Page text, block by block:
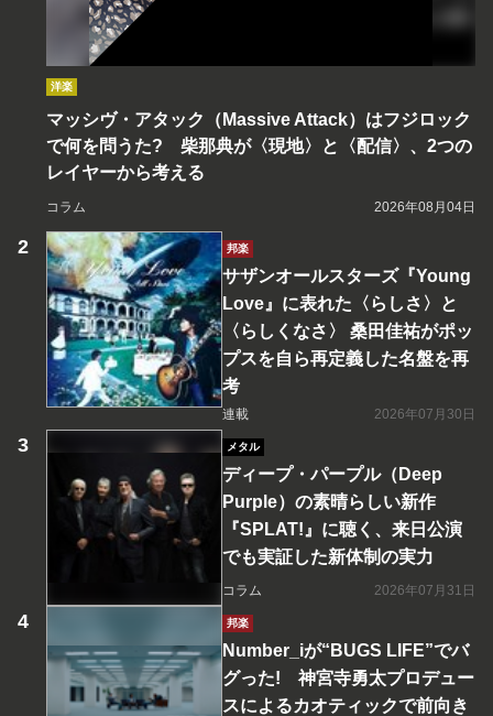
洋楽
マッシヴ・アタック（Massive Attack）はフジロック
で何を問うた? 柴那典が〈現地〉と〈配信〉、2つの
レイヤーから考える
コラム 2026年08月04日
邦楽
サザンオールスターズ『Young
Love』に表れた〈らしさ〉と
〈らしくなさ〉 桑田佳祐がポッ
プスを自ら再定義した名盤を再
考
連載 2026年07月30日
メタル
ディープ・パープル（Deep
Purple）の素晴らしい新作
『SPLAT!』に聴く、来日公演
でも実証した新体制の実力
コラム 2026年07月31日
邦楽
Number_iが“BUGS LIFE”でバ
グった! 神宮寺勇太プロデュー
スによるカオティックで前向き